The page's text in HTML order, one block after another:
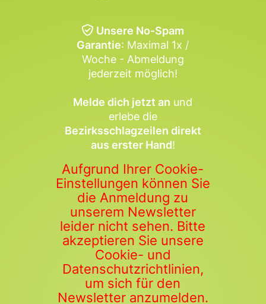
Unsere No-Spam
Garantie: Maximal 1x /
Woche - Abmeldung
jederzeit möglich!
Melde dich jetzt an und
erlebe die
Bezirksschlagzeilen direkt
aus erster Hand!
Aufgrund Ihrer Cookie-
Einstellungen können Sie
die Anmeldung zu
unserem Newsletter
leider nicht sehen. Bitte
akzeptieren Sie unsere
Cookie- und
Datenschutzrichtlinien,
um sich für den
Newsletter anzumelden.